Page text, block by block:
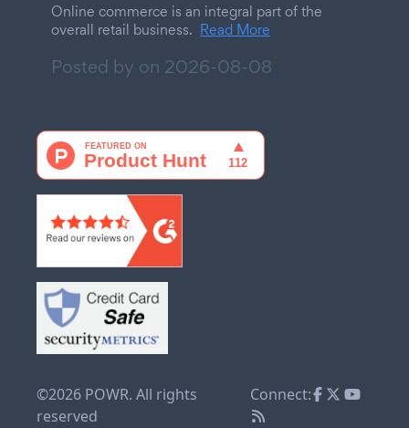
Online commerce is an integral part of the
overall retail business. Read More
Posted by on 2026-08-08
©2026 POWR. All rights
reserved
Connect: